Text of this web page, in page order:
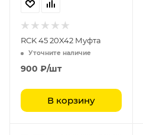
RCK 45 20X42 Муфта
Уточните наличие
900 ₽/шт
В корзину